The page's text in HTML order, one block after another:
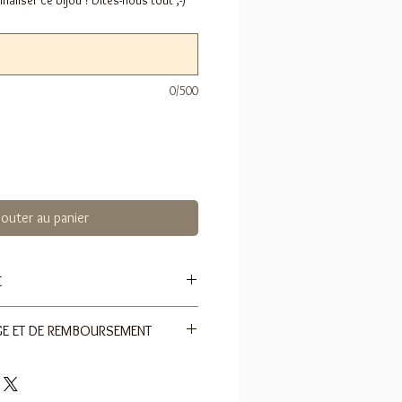
0/500
au panier
ouvrés
ET DE REMBOURSEMENT
d'échange et de remboursement